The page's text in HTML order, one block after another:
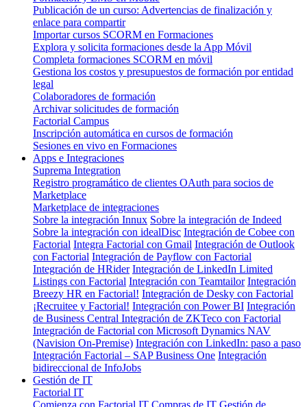
Publicación de un curso: Advertencias de finalización y
enlace para compartir
Importar cursos SCORM en Formaciones
Explora y solicita formaciones desde la App Móvil
Completa formaciones SCORM en móvil
Gestiona los costos y presupuestos de formación por entidad
legal
Colaboradores de formación
Archivar solicitudes de formación
Factorial Campus
Inscripción automática en cursos de formación
Sesiones en vivo en Formaciones
Apps e Integraciones
Suprema Integration
Registro programático de clientes OAuth para socios de
Marketplace
Marketplace de integraciones
Sobre la integración Innux Sobre la integración de Indeed
Sobre la integración con idealDisc Integración de Cobee con
Factorial Integra Factorial con Gmail Integración de Outlook
con Factorial Integración de Payflow con Factorial
Integración de HRider Integración de LinkedIn Limited
Listings con Factorial Integración con Teamtailor Integración
Breezy HR en Factorial! Integración de Desky con Factorial
¡Recruitee y Factorial! Integración con Power BI Integración
de Business Central Integración de ZKTeco con Factorial
Integración de Factorial con Microsoft Dynamics NAV
(Navision On-Premise) Integración con LinkedIn: paso a paso
Integración Factorial – SAP Business One Integración
bidireccional de InfoJobs
Gestión de IT
Factorial IT
Comienza con Factorial IT Compras de IT Gestión de